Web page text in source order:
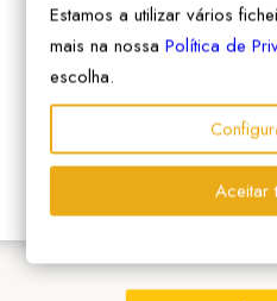
Estamos a utilizar vários
mais na nossaPolítica de
escolha.
Aceitar